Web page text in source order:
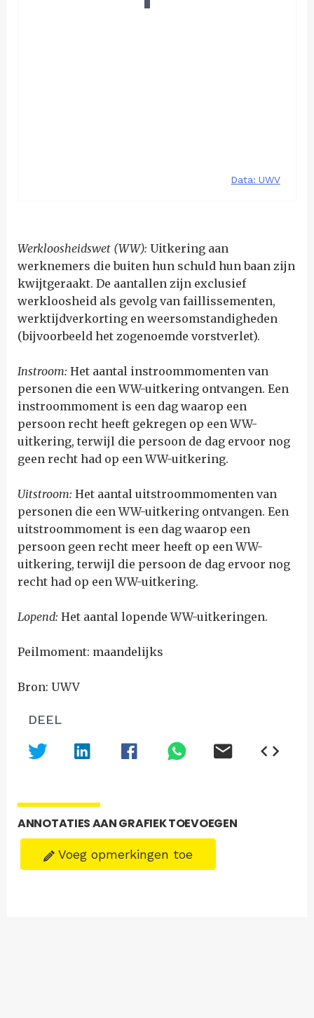
Werkloosheidswet (WW): Uitkering aan
werknemers die buiten hun schuld hun baan zijn
kwijtgeraakt. De aantallen zijn exclusief
werkloosheid als gevolg van faillissementen,
werktijdverkorting en weersomstandigheden
(bijvoorbeeld het zogenoemde vorstverlet).
Instroom: Het aantal instroommomenten van
personen die een WW-uitkering ontvangen. Een
instroommoment is een dag waarop een
persoon recht heeft gekregen op een WW-
uitkering, terwijl die persoon de dag ervoor nog
geen recht had op een WW-uitkering.
Uitstroom: Het aantal uitstroommomenten van
personen die een WW-uitkering ontvangen. Een
uitstroommoment is een dag waarop een
persoon geen recht meer heeft op een WW-
uitkering, terwijl die persoon de dag ervoor nog
recht had op een WW-uitkering.
Lopend: Het aantal lopende WW-uitkeringen.
Peilmoment: maandelijks
Bron: UWV
DEEL
ANNOTATIES AAN GRAFIEK TOEVOEGEN
Voeg opmerkingen toe